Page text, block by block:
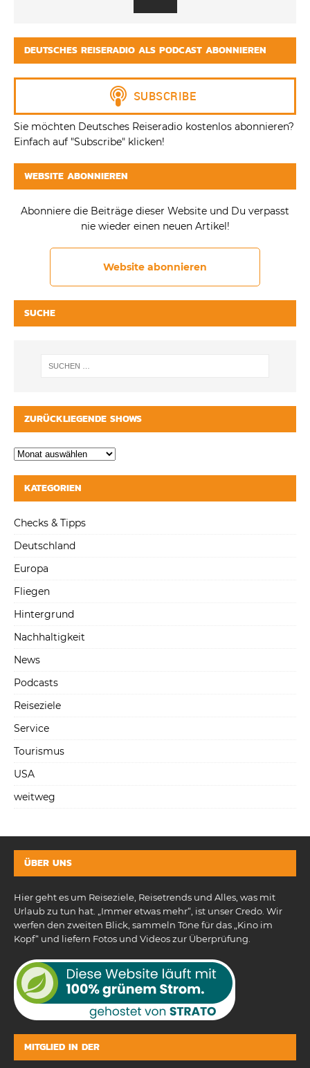
DEUTSCHES REISERADIO ALS PODCAST ABONNIEREN
Sie möchten Deutsches Reiseradio kostenlos abonnieren?
Einfach auf "Subscribe" klicken!
WEBSITE ABONNIEREN
Abonniere die Beiträge dieser Website und Du verpasst
nie wieder einen neuen Artikel!
Website abonnieren
SUCHE
ZURÜCKLIEGENDE SHOWS
KATEGORIEN
Checks & Tipps
Deutschland
Europa
Fliegen
Hintergrund
Nachhaltigkeit
News
Podcasts
Reiseziele
Service
Tourismus
USA
weitweg
ÜBER UNS
Hier geht es um Reiseziele, Reisetrends und Alles, was mit
Urlaub zu tun hat. „Immer etwas mehr“, ist unser Credo. Wir
werfen den zweiten Blick, sammeln Töne für das „Kino im
Kopf“ und liefern Fotos und Videos zur Überprüfung.
MITGLIED IN DER